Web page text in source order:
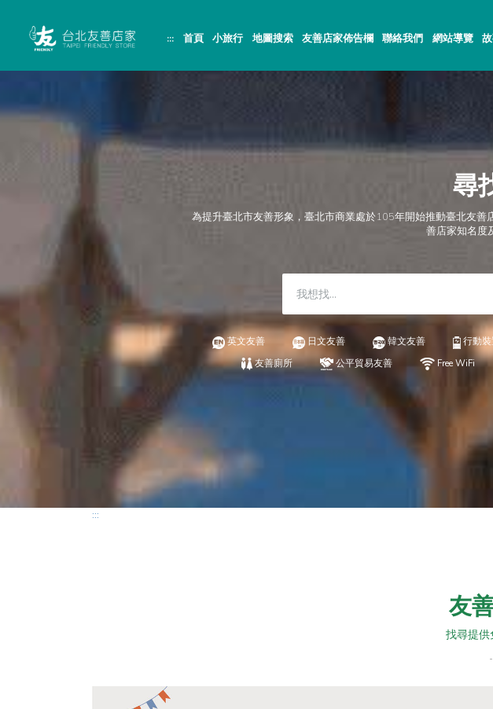
容
::: 首頁 小旅行 地圖搜索 友善店家佈告欄 聯絡我們 網站導覽
尋
為提升臺北市友善形象，臺北市商業處於105年開始推動臺北友
善店家知名度
英文友善 日文友善 韓文友善 行動
友善廁所
公平貿易友善 Free WiFi
:::
友
找尋提